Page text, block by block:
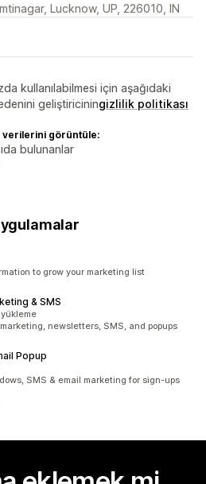
Lucknow, UP, 226010, IN
kullanılabilmesi için aşağıdaki
geliştiriciningizlilik politikası
verilerini görüntüle:
bulunanlar
to grow your marketing list
& SMS
newsletters, SMS, and popups
Popup
SMS & email marketing for sign-ups